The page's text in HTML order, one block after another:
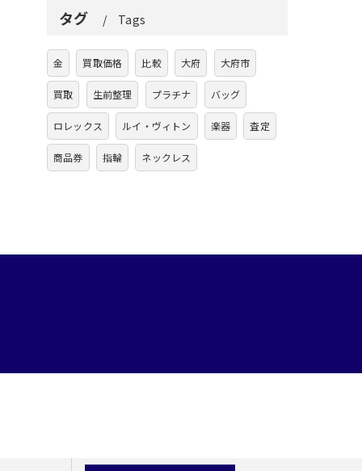
タグ Tags
金 買取価格 比較 大府 大府市
買取 生前整理 プラチナ バッグ
ロレックス ルイ・ヴィトン 楽器 査定
商品券 指輪 ネックレス